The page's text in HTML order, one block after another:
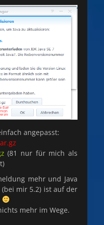
angepasst:
(81 nur für mich als
mehr und Java
mir 5.2) ist auf der
mehr im Wege.